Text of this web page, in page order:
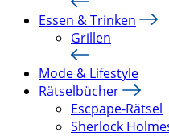
Essen & Trinken
Grillen
Mode & Lifestyle
Rätselbücher
Escpape-Rätsel
Sherlock